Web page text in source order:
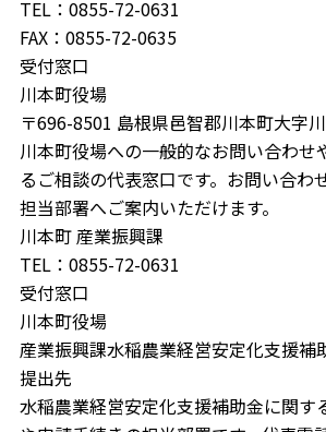
TEL：0855-72-0631
FAX：0855-72-0635
受付窓口
川本町役場
〒696-8501 島根県邑智郡川本町大字
川本町役場への一般的なお問い合わせ
るご相談の代表窓口です。お問い合わ
担当部署へご案内いただけます。
川本町 産業振興課
TEL：0855-72-0631
受付窓口
川本町役場
産業振興課水稲農業経営安定化支援補
提出先
水稲農業経営安定化支援補助金に関す